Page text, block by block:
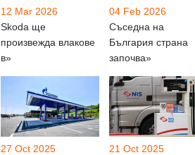
12 Mar 2026
Skoda ще
произвежда влакове
в»
04 Feb 2026
Съседна на
България страна
започва»
27 Oct 2025
21 Oct 2025